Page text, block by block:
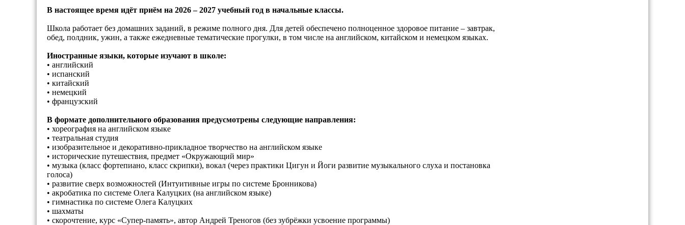
В настоящее время идёт приём на 2026 – 2027 учебный год в начальные классы.
Школа работает без домашних заданий, в режиме полного дня. Для детей обеспечено полноценное здоровое питание – завтрак,
обед, полдник, ужин, а также ежедневные тематические прогулки, в том числе на английском, китайском и немецком языках.
Иностранные языки, которые изучают в школе:
• английский
• испанский
• китайский
• немецкий
• французский
В формате дополнительного образования предусмотрены следующие направления:
• хореография на английском языке
• театральная студия
• изобразительное и декоративно-прикладное творчество на английском языке
• исторические путешествия, предмет «Окружающий мир»
• музыка (класс фортепиано, класс скрипки), вокал (через практики Цигун и Йоги развитие музыкального слуха и постановка
голоса)
• развитие сверх возможностей (Интуитивные игры по системе Бронникова)
• акробатика по системе Олега Калуцких (на английском языке)
• гимнастика по системе Олега Калуцких
• шахматы
• скорочтение, курс «Супер-память», автор Андрей Треногов (без зубрёжки усвоение программы)